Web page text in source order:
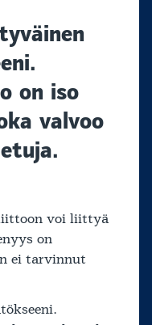
on iso
valvoo
voi liittyä
on
ei tarvinnut